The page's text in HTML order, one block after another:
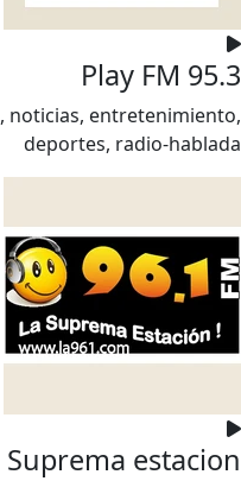
Play FM 95.3
noticias, entretenimiento,
deportes, radio-hablada
Suprema estacion